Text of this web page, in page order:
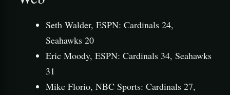
Seth Walder, ESPN: Cardinals 24,
Seahawks 20
Eric Moody, ESPN: Cardinals 34, Seahawks
31
Mike Florio, NBC Sports: Cardinals 27,